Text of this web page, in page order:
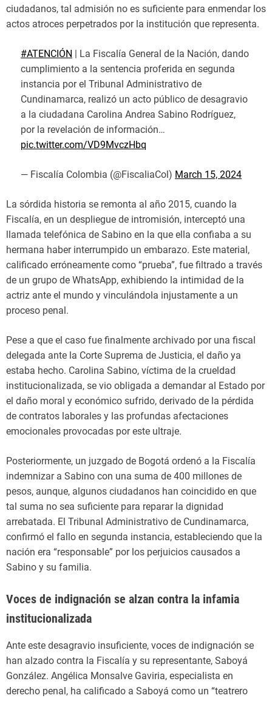
ciudadanos, tal admisión no es suficiente para enmendar los
actos atroces perpetrados por la institución que representa.
#ATENCIÓN | La Fiscalía General de la Nación, dando
cumplimiento a la sentencia proferida en segunda
instancia por el Tribunal Administrativo de
Cundinamarca, realizó un acto público de desagravio
a la ciudadana Carolina Andrea Sabino Rodríguez,
por la revelación de información…
pic.twitter.com/VD9MvczHbq
— Fiscalía Colombia (@FiscaliaCol) March 15, 2024
La sórdida historia se remonta al año 2015, cuando la
Fiscalía, en un despliegue de intromisión, interceptó una
llamada telefónica de Sabino en la que ella confiaba a su
hermana haber interrumpido un embarazo. Este material,
calificado erróneamente como “prueba”, fue filtrado a través
de un grupo de WhatsApp, exhibiendo la intimidad de la
actriz ante el mundo y vinculándola injustamente a un
proceso penal.
Pese a que el caso fue finalmente archivado por una fiscal
delegada ante la Corte Suprema de Justicia, el daño ya
estaba hecho. Carolina Sabino, víctima de la crueldad
institucionalizada, se vio obligada a demandar al Estado por
el daño moral y económico sufrido, derivado de la pérdida
de contratos laborales y las profundas afectaciones
emocionales provocadas por este ultraje.
Posteriormente, un juzgado de Bogotá ordenó a la Fiscalía
indemnizar a Sabino con una suma de 400 millones de
pesos, aunque, algunos ciudadanos han coincidido en que
tal suma no sea suficiente para reparar la dignidad
arrebatada. El Tribunal Administrativo de Cundinamarca,
confirmó el fallo en segunda instancia, estableciendo que la
nación era “responsable” por los perjuicios causados a
Sabino y su familia.
Voces de indignación se alzan contra la infamia
institucionalizada
Ante este desagravio insuficiente, voces de indignación se
han alzado contra la Fiscalía y su representante, Saboyá
González. Angélica Monsalve Gaviria, especialista en
derecho penal, ha calificado a Saboyá como un “teatrero